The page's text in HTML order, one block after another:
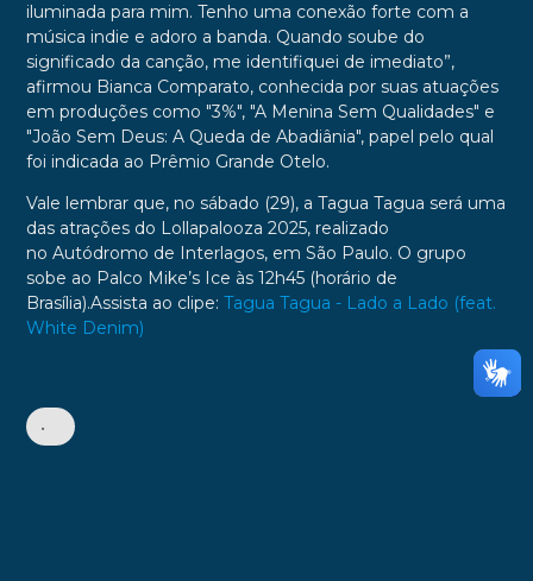
iluminada para mim. Tenho uma conexão forte com a
música indie e adoro a banda. Quando soube do
significado da canção, me identifiquei de imediato”,
afirmou Bianca Comparato, conhecida por suas atuações
em produções como "3%", "A Menina Sem Qualidades" e
"João Sem Deus: A Queda de Abadiânia", papel pelo qual
foi indicada ao Prêmio Grande Otelo.
Vale lembrar que, no sábado (29), a Tagua Tagua será uma
das atrações do Lollapalooza 2025, realizado
no Autódromo de Interlagos, em São Paulo. O grupo
sobe ao Palco Mike’s Ice às 12h45 (horário de
Brasília).Assista ao clipe: Tagua Tagua - Lado a Lado (feat.
White Denim)
•